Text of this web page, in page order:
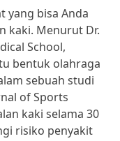
yang bisa Anda
kaki. Menurut Dr.
School,
bentuk olahraga
sebuah studi
of Sports
kaki selama 30
risiko penyakit